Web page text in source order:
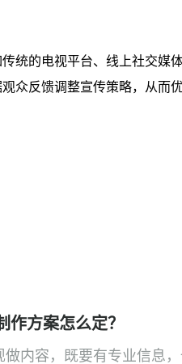
统的电视平台、线上社交媒
众反馈调整宣传策略，从而优
方案怎么定？
内容，既要有专业信息